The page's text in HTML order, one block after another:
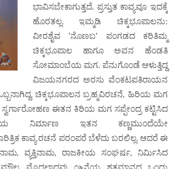
ಭಾವಿಸಬೇಕಾಗುತ್ತದೆ. ಪ್ರಸ್ತುತ ಕಾವ್ಯವೂ ಇದಕ್ಕೆ
ಹೊರತಲ್ಲ. ಇಮ್ಮಡಿ ಚಿಕ್ಕಭೂಪಾಲನು:
ವೀರಶೈವ 'ನೊಣಬ' ಪಂಗಡದ ಕರಿತಿಮ್ಮ
ಚಿಕ್ಕಭೂಪಾಲ ಹಾಗೂ ಅವನ ಹೆಂಡತಿ
ಸೋಮಾಂಬೆಯ ಮಗ. ಪೆನುಗೊಂಡೆ ಆಳುತ್ತಿದ್ದ
ವಿಜಯನಗರದ ಅರಸು ವೆಂಕಟಪತಿರಾಯನ
ಚಿಕ್ಕಭೂಪಾಲನ ಬ್ರಹ್ಮವಿರಚನೆ, ಹಿರಿಯ ಮಗ
ಈತನ ಕಿರಿಯ ಮಗ ಸಪ್ಪೇಂದ್ರ ಕಟ್ಟಿಸಿದ
ನಿರ್ಮಾಣ ಇತನ ಕಣ್ಣಮುಂದೆಯೇ
ಕಾವ್ಯ ರಚನೆ ಪರಂಪರೆ ಬೆಳೆದು ಬರಲಿಲ್ಲ. ಆದರೆ ಈ
ವ್ಯಕ್ತಿನಾಮ, ರಾಜಕೀಯ ಸಂಘರ್ಷ, ನಿರ್ಮಿಸಿದ
ಮೊದಲಾದವು ೧೬ನೆಯ ಶತಮಾನದ ಒಂದು